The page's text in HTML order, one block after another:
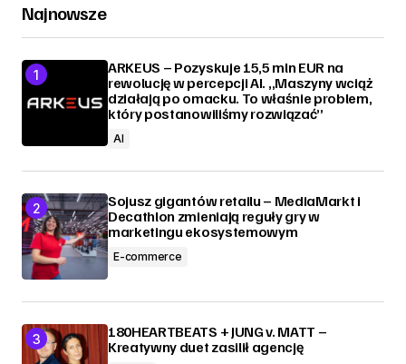
Najnowsze
ARKEUS – Pozyskuje 15,5 mln EUR na
rewolucję w percepcji AI. „Maszyny wciąż
działają po omacku. To właśnie problem,
który postanowiliśmy rozwiązać”
AI
Sojusz gigantów retailu – MediaMarkt i
Decathlon zmieniają reguły gry w
marketingu ekosystemowym
E-commerce
180HEARTBEATS + JUNG v. MATT –
Kreatywny duet zasilił agencję